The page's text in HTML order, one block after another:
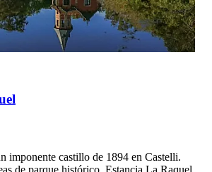
imponente castillo de 1894 en Castelli.